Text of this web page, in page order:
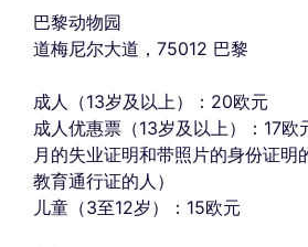
巴黎动物园
道梅尼尔大道，75012 巴黎
成人（13岁及以上）：20欧元
成人优惠票（13岁及以上）：17
月的失业证明和带照片的身份证明
教育通行证的人）
儿童（3至12岁）：15欧元